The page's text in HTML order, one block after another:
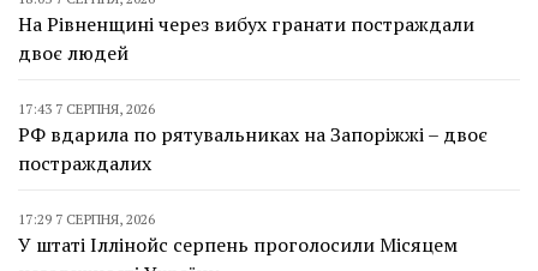
На Рівненщині через вибух гранати постраждали
двоє людей
17:43 7 СЕРПНЯ, 2026
РФ вдарила по рятувальниках на Запоріжжі – двоє
постраждалих
17:29 7 СЕРПНЯ, 2026
У штаті Іллінойс серпень проголосили Місяцем